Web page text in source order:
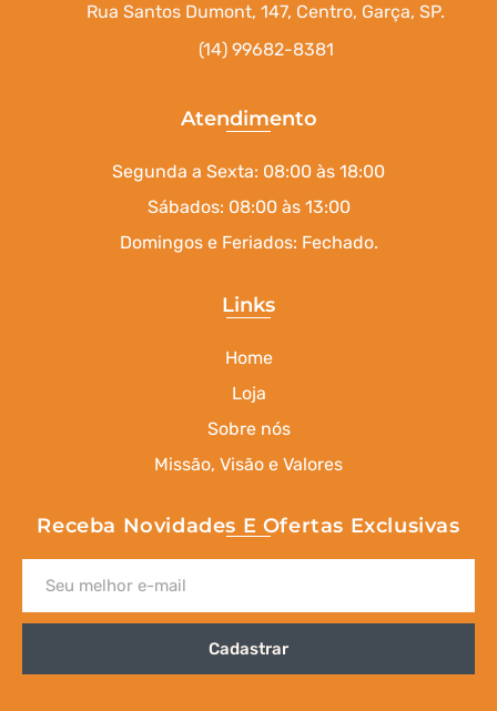
Rua Santos Dumont, 147, Centro, Garça, SP.
(14) 99682-8381
Atendimento
Segunda a Sexta: 08:00 às 18:00
Sábados: 08:00 às 13:00
Domingos e Feriados: Fechado.
Links
Home
Loja
Sobre nós
Missão, Visão e Valores
Receba Novidades E Ofertas Exclusivas
Cadastrar